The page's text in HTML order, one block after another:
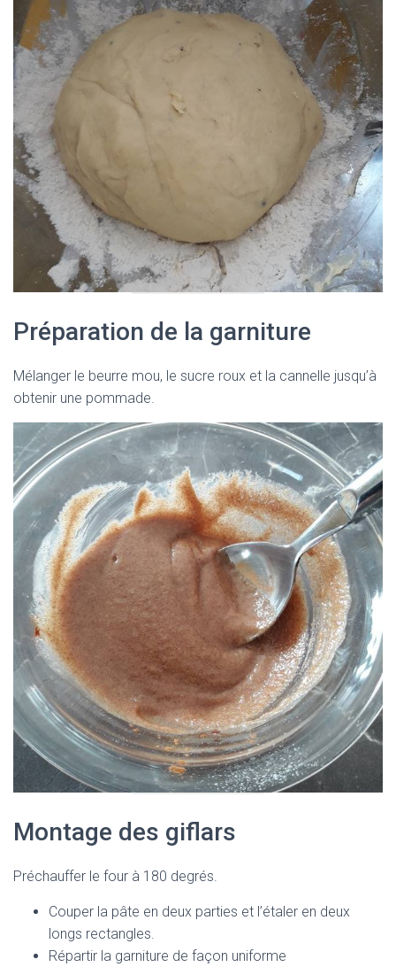
Préparation de la garniture
Mélanger le beurre mou, le sucre roux et la cannelle jusqu’à
obtenir une pommade.
Montage des giflars
Préchauffer le four à 180 degrés.
Couper la pâte en deux parties et l’étaler en deux
longs rectangles.
Répartir la garniture de façon uniforme